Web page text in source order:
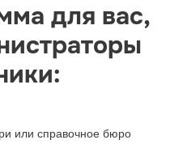
для вас,
или справочное бюро